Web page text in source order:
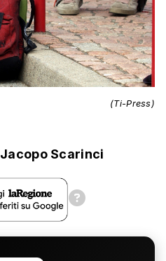
(Ti-Press)
Jacopo Scarinci